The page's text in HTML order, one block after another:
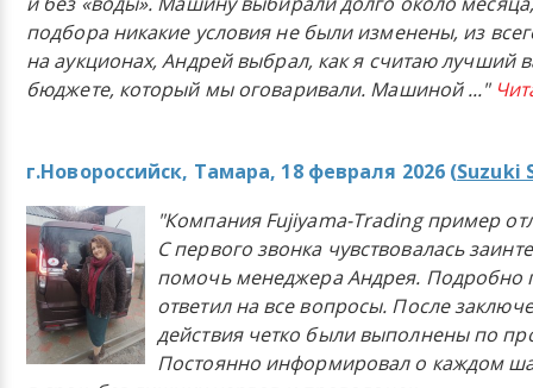
подбора никакие условия не были изменены, из
на аукционах, Андрей выбрал, как я считаю лучший
бюджете, который мы оговаривали. Машиной..."
г.Новороссийск, Тамара, 18 февраля 2026 (Suzuki
"Компания Fujiyama-Trading пример
С первого звонка чувствовалась
помочь менеджера Андрея. Подробно
ответил на все вопросы. После
действия четко были выполнены по
Постоянно информировал о каждом